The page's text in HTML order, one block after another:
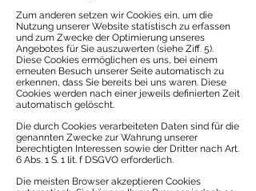
Zum anderen setzen wir Cookies ein, um die
Nutzung unserer Website statistisch zu erfassen
und zum Zwecke der Optimierung unseres
Angebotes für Sie auszuwerten (siehe Ziff. 5).
Diese Cookies ermöglichen es uns, bei einem
erneuten Besuch unserer Seite automatisch zu
erkennen, dass Sie bereits bei uns waren. Diese
Cookies werden nach einer jeweils definierten Zeit
automatisch gelöscht.
Die durch Cookies verarbeiteten Daten sind für die
genannten Zwecke zur Wahrung unserer
berechtigten Interessen sowie der Dritter nach Art.
6 Abs. 1 S. 1 lit. f DSGVO erforderlich.
Die meisten Browser akzeptieren Cookies